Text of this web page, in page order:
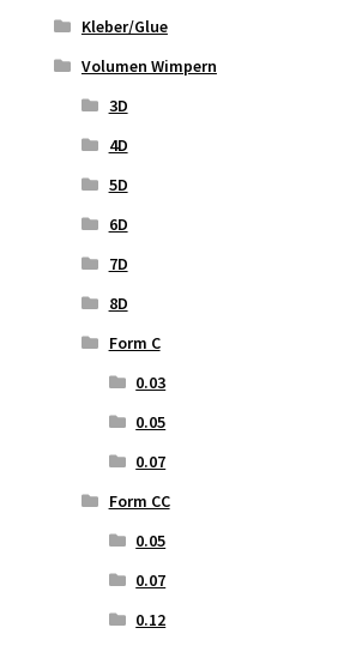
Kleber/Glue
Volumen Wimpern
3D
4D
5D
6D
7D
8D
Form C
0.03
0.05
0.07
Form CC
0.05
0.07
0.12